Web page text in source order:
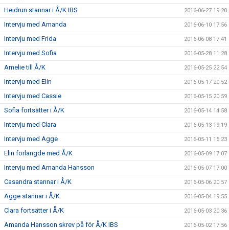
Heidrun stannar i Å/K IBS 2016-06-27 19:20
Intervju med Amanda 2016-06-10 17:56
Intervju med Frida 2016-06-08 17:41
Intervju med Sofia 2016-05-28 11:28
Amelie till Å/K 2016-05-25 22:54
Intervju med Elin 2016-05-17 20:52
Intervju med Cassie 2016-05-15 20:59
Sofia fortsätter i Å/K 2016-05-14 14:58
Intervju med Clara 2016-05-13 19:19
Intervju med Agge 2016-05-11 15:23
Elin förlängde med Å/K 2016-05-09 17:07
Intervju med Amanda Hansson 2016-05-07 17:00
Casandra stannar i Å/K 2016-05-06 20:57
Agge stannar i Å/K 2016-05-04 19:55
Clara fortsätter i Å/K 2016-05-03 20:36
Amanda Hansson skrev på för Å/K IBS 2016-05-02 17:56